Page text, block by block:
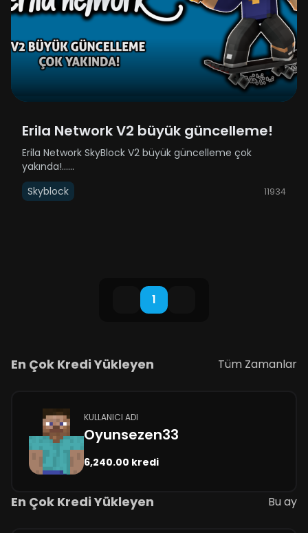
Erila Network V2 büyük güncelleme!
Erila Network SkyBlock V2 büyük güncelleme çok
yakında!......
Skyblock
11934
1
En Çok Kredi Yükleyen Tüm Zamanlar
KULLANICI ADI
Oyunsezen33
6,240.00 kredi
En Çok Kredi Yükleyen Bu ay